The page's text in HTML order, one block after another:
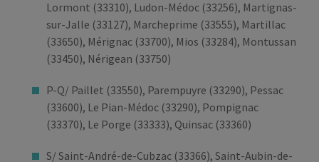
Lormont (33310), Ludon-Médoc (33256), Martignas-
sur-Jalle (33127), Marcheprime (33555), Martillac
(33650), Mérignac (33700), Mios (33284), Montussan
(33450), Nérigean (33750)
P-Q/ Paillet (33550), Parempuyre (33290), Pessac
(33600), Le Pian-Médoc (33290), Pompignac
(33370), Le Porge (33333), Quinsac (33360)
S/ Saint-André-de-Cubzac (33366), Saint-Aubin-de-